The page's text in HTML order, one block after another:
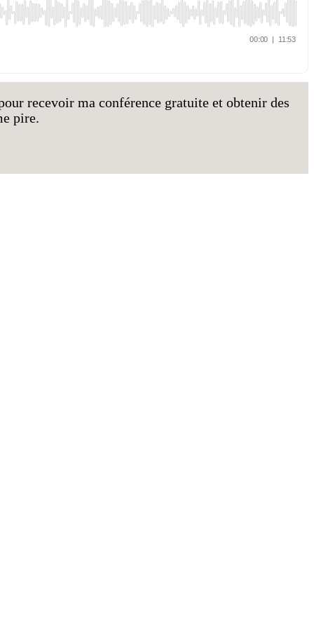
recevoir ma conférence gratuite et obtenir des
pire.